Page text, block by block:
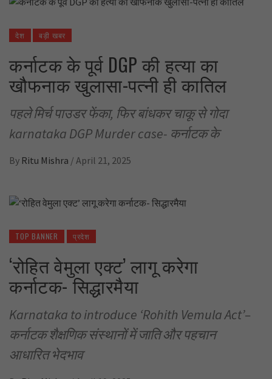
देश बड़ी खबर
कर्नाटक के पूर्व DGP की हत्या का
खौफनाक खुलासा-पत्नी ही कातिल
पहले मिर्च पाउडर फेंका, फिर बांधकर चाकू से गोदा
karnataka DGP Murder case- कर्नाटक के
By Ritu Mishra / April 21, 2025
TOP BANNER प्रदेश
‘रोहित वेमुला एक्ट’ लागू करेगा
कर्नाटक- सिद्धारमैया
Karnataka to introduce ‘Rohith Vemula Act’–
कर्नाटक शैक्षणिक संस्थानों में जाति और पहचान
आधारित भेदभाव